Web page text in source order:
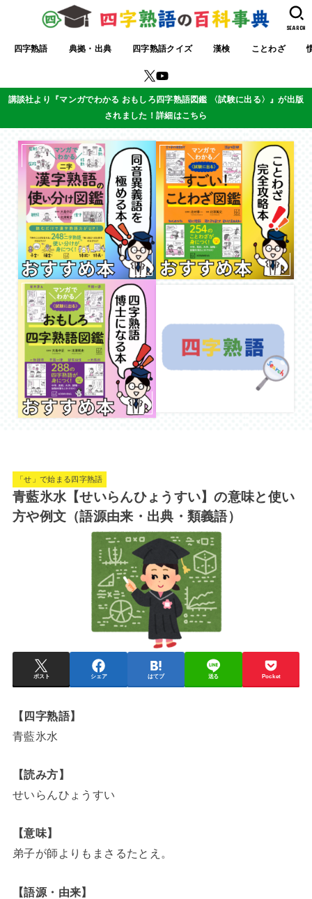
四字熟語 典拠・出典 四字熟語クイズ 漢検 ことわざ
SEARCH
講談社より『マンガでわかる おもしろ四字熟語図鑑 〈試験に出る〉』が出版
されました！詳細はこちら
「せ」で始まる四字熟語
青藍氷水【せいらんひょうすい】の意味と使い
方や例文（語源由来・出典・類義語）
ポスト シェア はてブ 送る Pocket
【四字熟語】
青藍氷水
【読み方】
せいらんひょうすい
【意味】
弟子が師よりもまさるたとえ。
【語源・由来】